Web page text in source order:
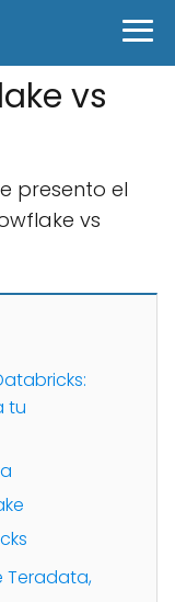
vs
presento el
vs
tu
Teradata,